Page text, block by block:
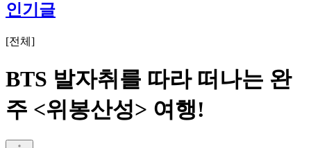
인기글
[전체 ]
BTS 발자취를 따라 떠나는 완
주 <위봉산성> 여행!